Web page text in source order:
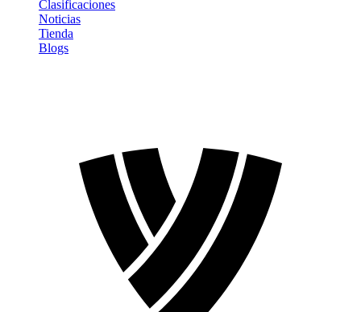
Clasificaciones
Noticias
Tienda
Blogs